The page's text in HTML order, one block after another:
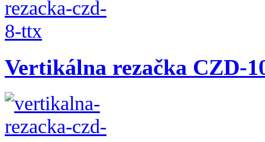
Vertikálna rezačka CZD-